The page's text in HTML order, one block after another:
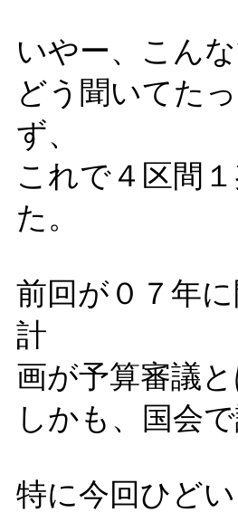
いやー、こん
どう聞いてた
ず、
これで４区間
た。
前回が０７年
計
画が予算審議
しかも、国会
特に今回ひど